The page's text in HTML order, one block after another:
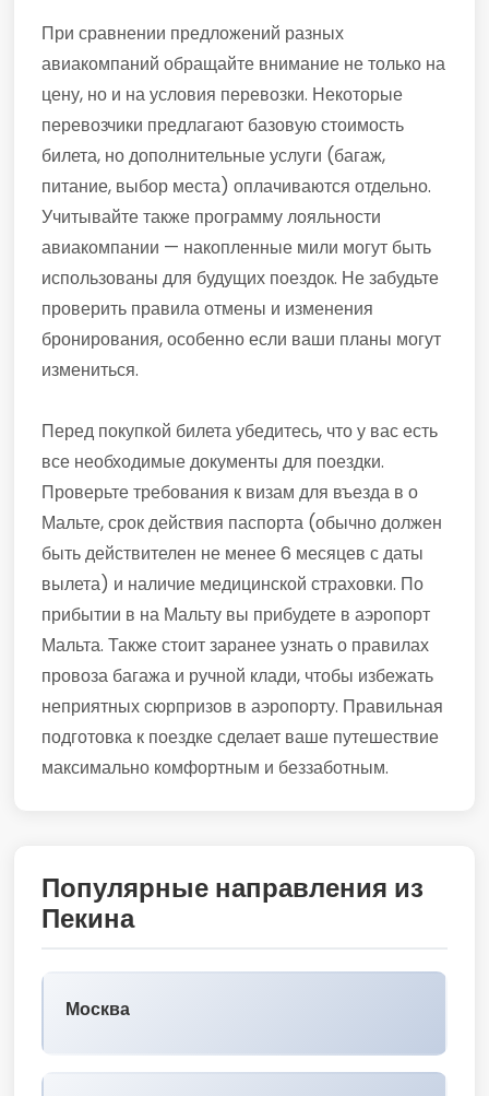
При сравнении предложений разных
авиакомпаний обращайте внимание не только на
цену, но и на условия перевозки. Некоторые
перевозчики предлагают базовую стоимость
билета, но дополнительные услуги (багаж,
питание, выбор места) оплачиваются отдельно.
Учитывайте также программу лояльности
авиакомпании — накопленные мили могут быть
использованы для будущих поездок. Не забудьте
проверить правила отмены и изменения
бронирования, особенно если ваши планы могут
измениться.
Перед покупкой билета убедитесь, что у вас есть
все необходимые документы для поездки.
Проверьте требования к визам для въезда в о
Мальте, срок действия паспорта (обычно должен
быть действителен не менее 6 месяцев с даты
вылета) и наличие медицинской страховки. По
прибытии в на Мальту вы прибудете в аэропорт
Мальта. Также стоит заранее узнать о правилах
провоза багажа и ручной клади, чтобы избежать
неприятных сюрпризов в аэропорту. Правильная
подготовка к поездке сделает ваше путешествие
максимально комфортным и беззаботным.
Популярные направления из
Пекина
Москва